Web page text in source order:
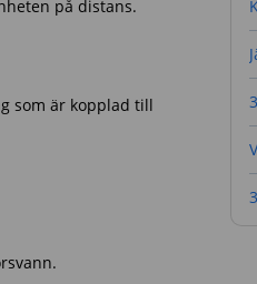
på distans.
som är kopplad till